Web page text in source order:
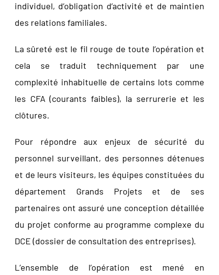
individuel, d’obligation d’activité et de maintien
des relations familiales.
La sûreté est le fil rouge de toute l’opération et
cela se traduit techniquement par une
complexité inhabituelle de certains lots comme
les CFA (courants faibles), la serrurerie et les
clôtures.
Pour répondre aux enjeux de sécurité du
personnel surveillant, des personnes détenues
et de leurs visiteurs, les équipes constituées du
département Grands Projets et de ses
partenaires ont assuré une conception détaillée
du projet conforme au programme complexe du
DCE (dossier de consultation des entreprises).
L’ensemble de l’opération est mené en